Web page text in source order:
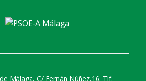
Málaga, C/ Fernán Núñez,16. Tlf: